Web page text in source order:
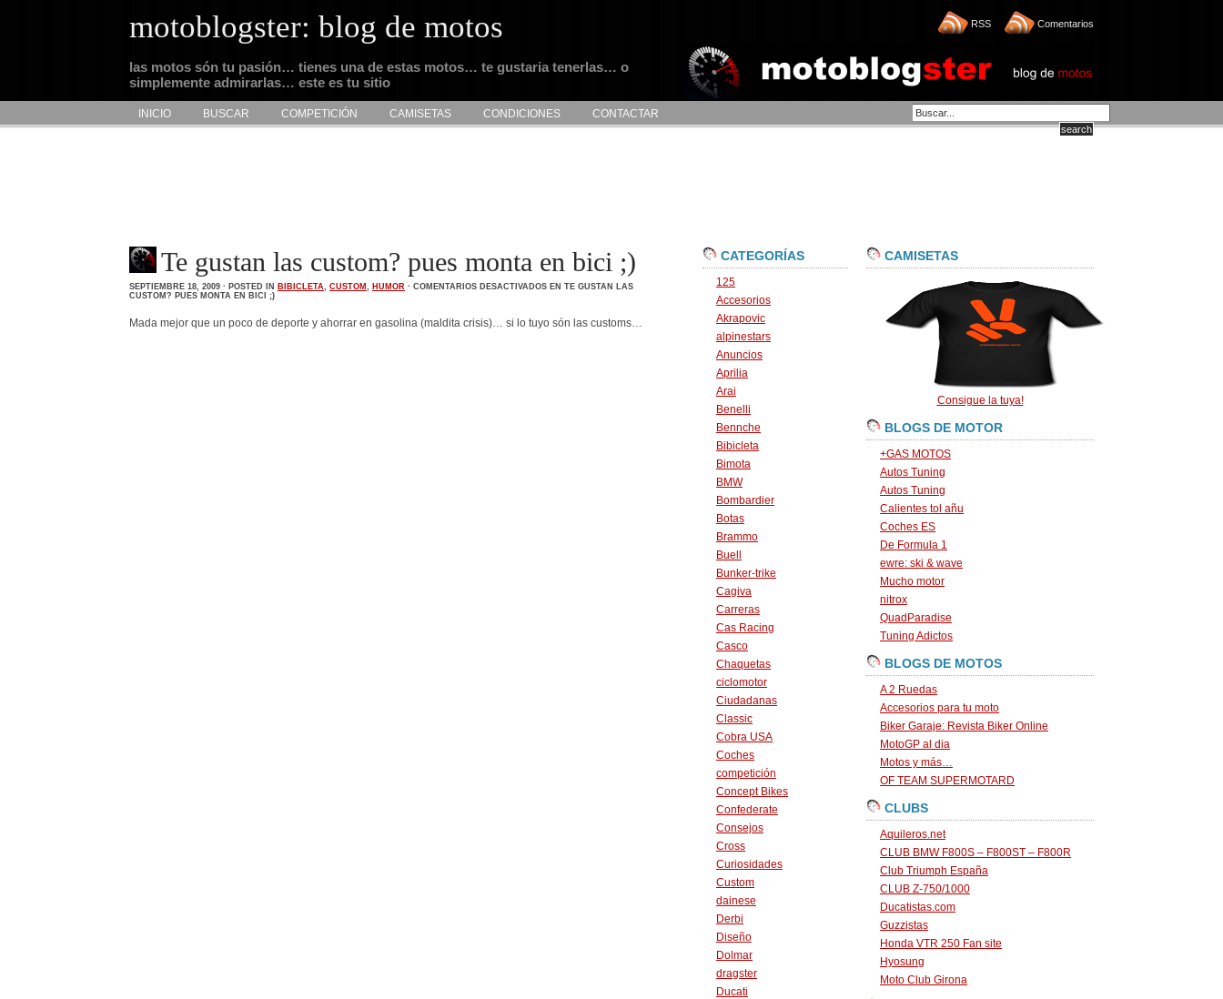
motoblogster: blog de motos
las motos són tu pasión… tienes una de estas motos… te gustaria tenerlas… o
simplemente admirarlas… este es tu sitio
RSS Comentarios
INICIO BUSCAR COMPETICIÓN CAMISETAS CONDICIONES CONTACTAR
Te gustan las custom? pues monta en bici ;)
SEPTIEMBRE 18, 2009 · POSTED IN BIBICLETA, CUSTOM , HUMOR · COMENTARIOS DESACTIVADOS EN TE GUSTAN LAS
CUSTOM? PUES MONTA EN BICI ;)
Mada mejor que un poco de deporte y ahorrar en gasolina (maldita crisis)… si lo tuyo són las customs…
CATEGORÍAS
125
Accesorios
Akrapovic
alpinestars
Anuncios
Aprilia
Arai
Benelli
Bennche
Bibicleta
Bimota
BMW
Bombardier
Botas
Brammo
Buell
Bunker-trike
Cagiva
Carreras
Cas Racing
Casco
Chaquetas
ciclomotor
Ciudadanas
Classic
Cobra USA
Coches
competición
Concept Bikes
Confederate
Consejos
Cross
Curiosidades
Custom
dainese
Derbi
Diseño
Dolmar
dragster
Ducati
CAMISETAS
Consigue la tuya!
BLOGS DE MOTOR
+GAS MOTOS
Autos Tuning
Autos Tuning
Calientes tol añu
Coches ES
De Formula 1
ewre: ski & wave
Mucho motor
nitrox
QuadParadise
Tuning Adictos
BLOGS DE MOTOS
A 2 Ruedas
Accesorios para tu moto
Biker Garaje: Revista Biker Online
MotoGP al dia
Motos y más…
OF TEAM SUPERMOTARD
CLUBS
Aquileros.net
CLUB BMW F800S – F800ST – F800R
Club Triumph España
CLUB Z-750/1000
Ducatistas.com
Guzzistas
Honda VTR 250 Fan site
Hyosung
Moto Club Girona